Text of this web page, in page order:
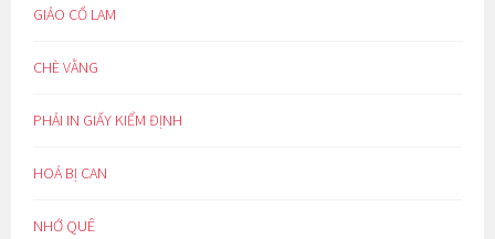
GIẢO CỔ LAM
CHÈ VẰNG
PHẢI IN GIẤY KIỂM ĐỊNH
HOÁ BỊ CAN
NHỚ QUÊ